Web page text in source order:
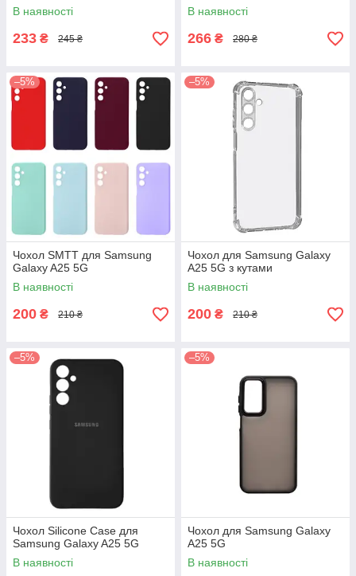
В наявності
233 ₴ 245 ₴
В наявності
266 ₴ 280 ₴
–5%
Чохол SMTT для Samsung
Galaxy A25 5G
В наявності
200 ₴ 210 ₴
–5%
Чохол для Samsung Galaxy
A25 5G з кутами
В наявності
200 ₴ 210 ₴
–5%
Чохол Silicone Case для
Samsung Galaxy A25 5G
В наявності
–5%
Чохол для Samsung Galaxy
A25 5G
В наявності